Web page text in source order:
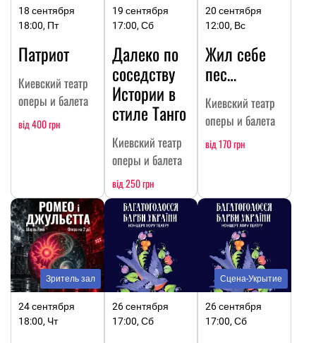
18 сентября
18:00, Пт
Патриот
Киевский театр
оперы и балета
від 400 грн
19 сентября
17:00, Сб
Далеко по
соседству
Истории в
стиле Танго
Киевский театр
оперы и балета
від 250 грн
20 сентября
12:00, Вс
Жил себе
пес…
Киевский театр
оперы и балета
від 170 грн
Зритель зал
24 сентября
18:00, Чт
26 сентября
17:00, Сб
Сцена-Укрытие
26 сентября
17:00, Сб